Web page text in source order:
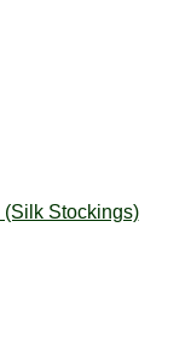
(Silk Stockings)